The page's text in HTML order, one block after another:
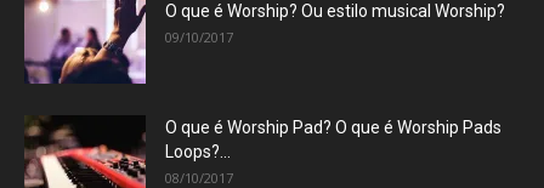
O que é Worship? Ou estilo musical Worship?
09/10/2017
O que é Worship Pad? O que é Worship Pads
Loops?...
08/10/2017